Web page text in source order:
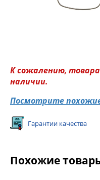
К сожалению,
наличии.
Посмотрите
Гарантии качества
Похожие